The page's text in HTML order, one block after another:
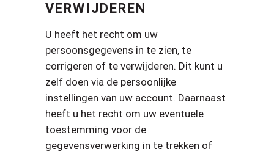
VERWIJDEREN
U heeft het recht om uw
persoonsgegevens in te zien, te
corrigeren of te verwijderen. Dit kunt u
zelf doen via de persoonlijke
instellingen van uw account. Daarnaast
heeft u het recht om uw eventuele
toestemming voor de
gegevensverwerking in te trekken of